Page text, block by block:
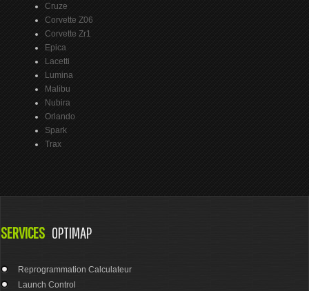
Cruze
Corvette Z06
Corvette Zr1
Epica
Lacetti
Lumina
Malibu
Nubira
Orlando
Spark
Trax
SERVICES OPTIMAP
Reprogrammation Calculateur
Launch Control